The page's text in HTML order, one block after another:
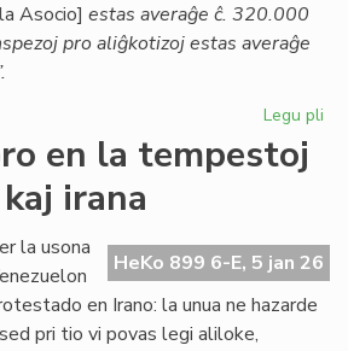
Asocio] estas averaĝe ĉ. 320.000
pro aliĝkotizoj estas averaĝe
Legu pli
la
en la tempestoj
irana
HeKo 899 6-E, 5 jan 26
la usona
en Irano: la unua ne hazarde
pri tio vi povas legi aliloke,